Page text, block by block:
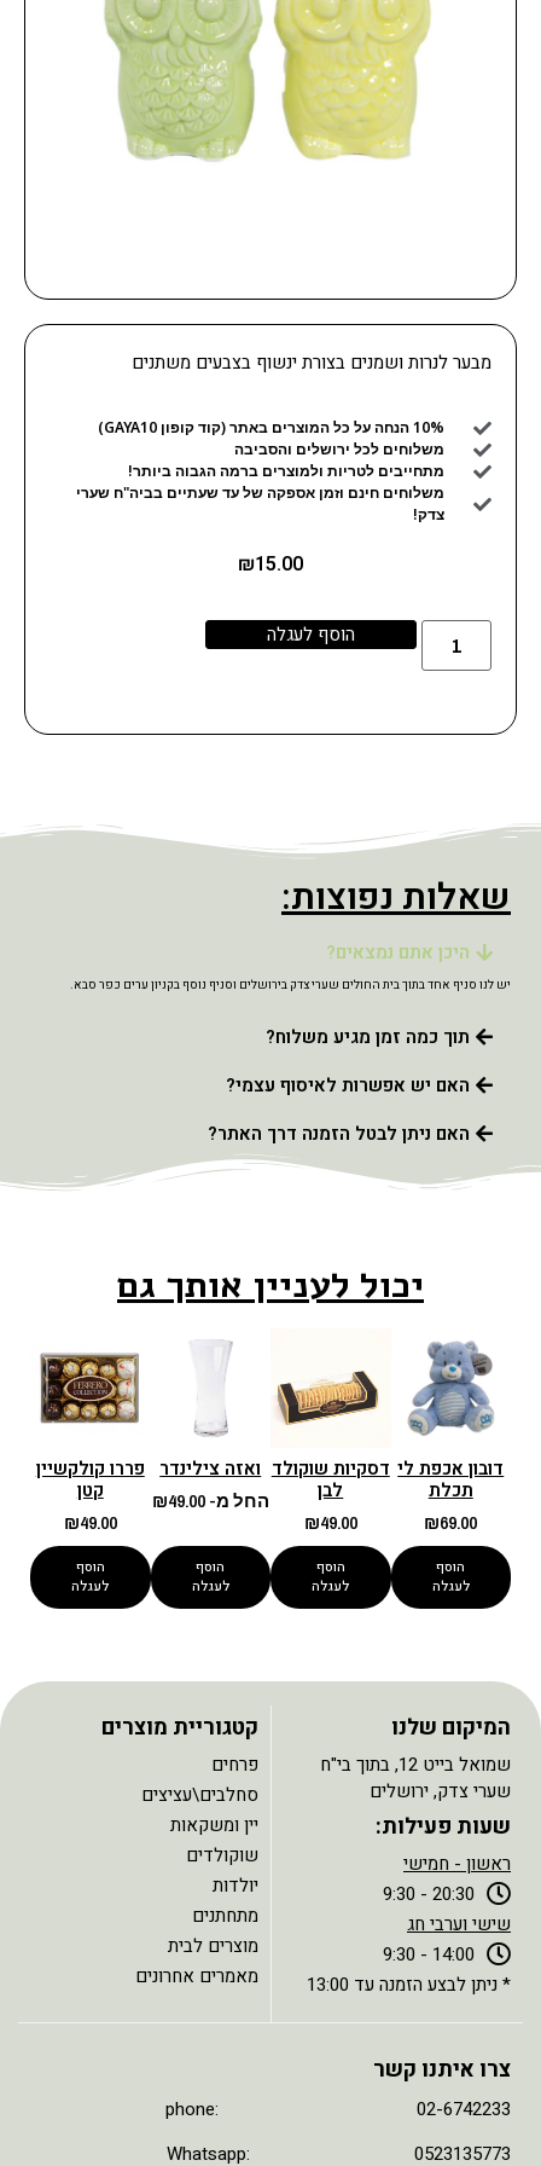
מבער לנרות ושמנים בצורת ינשוף בצבעים משתנים
10% הנחה על כל המוצרים באתר (קוד קופון GAYA10)
משלוחים לכל ירושלים והסביבה
מתחייבים לטריות ולמוצרים ברמה הגבוה ביותר!
משלוחים חינם וזמן אספקה של עד שעתיים בביה"ח שערי
צדק!
₪15.00
הוסף לעגלה
שאלות נפוצות:
היכן אתם נמצאים?
יש לנו סניף אחד בתוך בית החולים שערי צדק בירושלים וסניף נוסף בקניון ערים כפר סבא.
תוך כמה זמן מגיע משלוח?
האם יש אפשרות לאיסוף עצמי?
האם ניתן לבטל הזמנה דרך האתר?
יכול לעניין אותך גם
דובון אכפת לי
תכלת
₪69.00
הוסף
לעגלה
דסקיות שוקולד
לבן
₪49.00
הוסף
לעגלה
ואזה צילינדר
החל מ- ₪49.00
הוסף
לעגלה
פררו קולקשיין
קטן
₪49.00
הוסף
לעגלה
המיקום שלנו
שמואל בייט 12, בתוך בי"ח
שערי צדק, ירושלים
שעות פעילות:
ראשון - חמישי
20:30 - 9:30
שישי וערבי חג
14:00 - 9:30
* ניתן לבצע הזמנה עד 13:00
קטגוריית מוצרים
פרחים
סחלבים\עציצים
יין ומשקאות
שוקולדים
יולדות
מתחתנים
מוצרים לבית
מאמרים אחרונים
צרו איתנו קשר
phone: 02-6742233
Whatsapp: 0523135773